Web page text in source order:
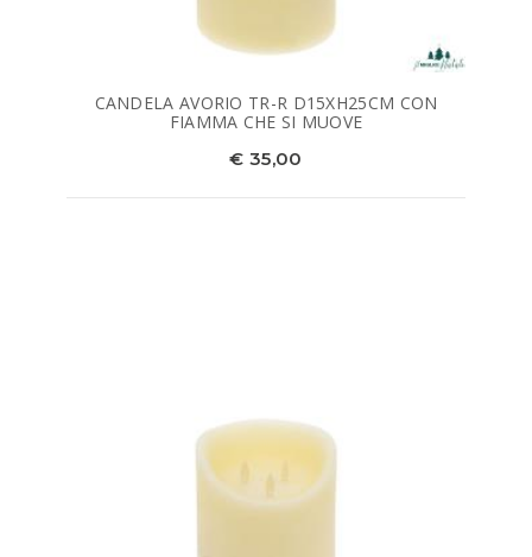
CANDELA AVORIO TR-R D15XH25CM CON
FIAMMA CHE SI MUOVE
€ 35,00